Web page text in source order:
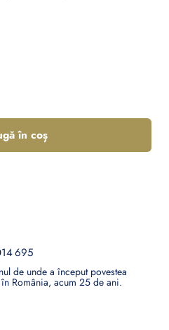
în coș
695
de unde a început povestea
România, acum 25 de ani.